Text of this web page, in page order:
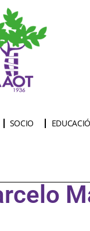
SOCIO